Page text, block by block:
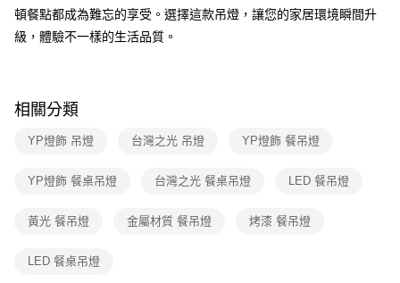
AFTEE先享後付是「在收到商品之後才付款」的支付方式。 讓您購物簡單
便利好安心！
１．簡單：不需註冊會員、不需綁卡、不需儲值。
【「AFTEE先享後付」結帳流程】
１．於結帳方式選擇「AFTEE先享後付」後，將跳轉至「AFTEE先享後付」
結帳頁面，進行簡訊認證並確認金額後，即可完成結帳。
ATM／網路銀行／等多元方式進行付款，方視為交易完成。
購買商品的店家。未經商家同意取消之訂單仍視為有效，需透過AFTEE先享
是否繳費成功／繳費後需取消欲退款等相關疑問，請聯繫「AFTEE先享後付
每筆NT$180，滿NT$5,000(含以上)免運費
頓餐點都成為難忘的享受。選擇這款吊燈，讓您的家居環境瞬間升
級，體驗不一樣的生活品質。
相關分類
YP燈飾 吊燈 台灣之光 吊燈 YP燈飾 餐吊燈
YP燈飾 餐桌吊燈 台灣之光 餐桌吊燈 LED 餐吊燈
黃光 餐吊燈 金屬材質 餐吊燈 烤漆 餐吊燈
LED 餐桌吊燈